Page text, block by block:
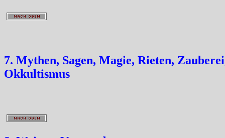
7. Mythen, Sagen, Magie, Rieten,
Okkultismus